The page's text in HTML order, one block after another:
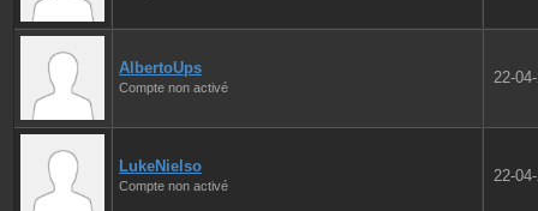
AlbertoUps
Compte non activé
22-
LukeNielso
Compte non activé
22-